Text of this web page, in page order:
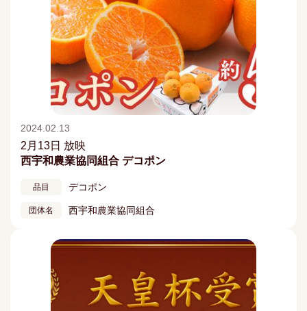
2024.02.13
2月13日 放映
西宇和農業協同組合 デコポン
品目 デコポン
団体名 西宇和農業協同組合